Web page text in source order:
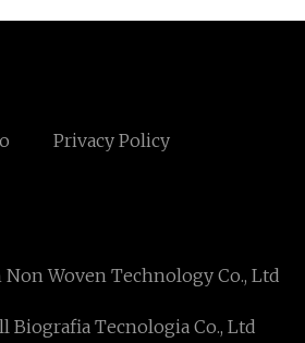
Privacy Policy
Woven Technology Co., Ltd
Biografia Tecnologia Co., Ltd